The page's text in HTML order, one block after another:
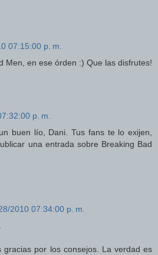
07:15:00 p. m.
Men, en ese órden :) Que las disfrutes!
p. m.
buen lío, Dani. Tus fans te lo exijen,
una entrada sobre Breaking Bad
2010 07:34:00 p. m.
gracias por los consejos. La verdad es